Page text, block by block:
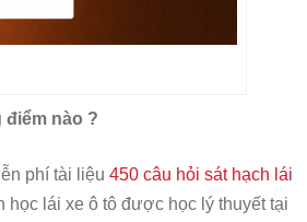
nào ?
phí tài liệu450 câu hỏi sát hạch lái
học lái xe ô tô được học lý thuyết tại